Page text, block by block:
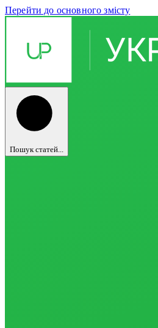
Перейти до основного змісту
Пошук статей...